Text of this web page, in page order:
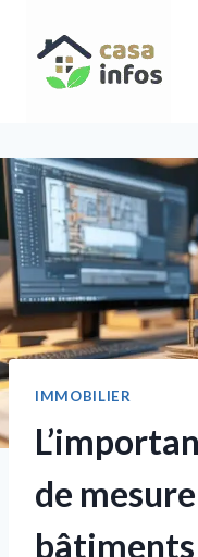
contenu
IMMOBILIER
de